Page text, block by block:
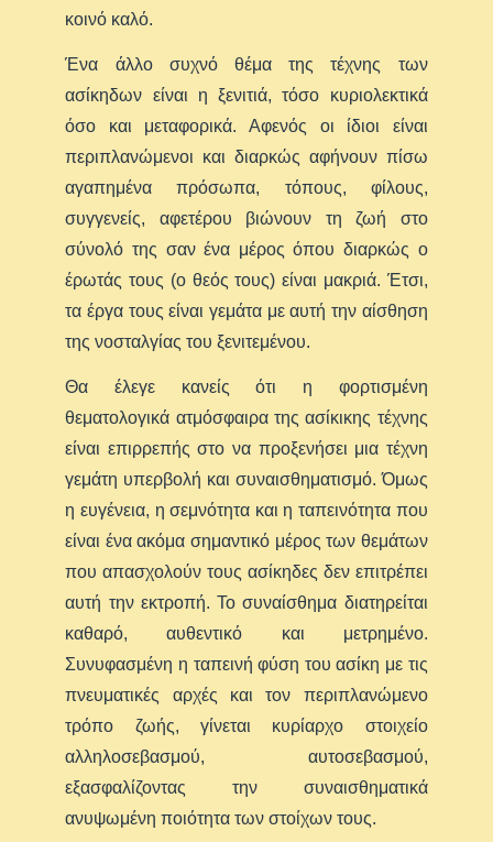
κοινό καλό.
Ένα άλλο συχνό θέμα της τέχνης των
ασίκηδων είναι η ξενιτιά, τόσο κυριολεκτικά
όσο και μεταφορικά. Αφενός οι ίδιοι είναι
περιπλανώμενοι και διαρκώς αφήνουν πίσω
αγαπημένα πρόσωπα, τόπους, φίλους,
συγγενείς, αφετέρου βιώνουν τη ζωή στο
σύνολό της σαν ένα μέρος όπου διαρκώς ο
έρωτάς τους (ο θεός τους) είναι μακριά. Έτσι,
τα έργα τους είναι γεμάτα με αυτή την αίσθηση
της νοσταλγίας του ξενιτεμένου.
Θα έλεγε κανείς ότι η φορτισμένη
θεματολογικά ατμόσφαιρα της ασίκικης τέχνης
είναι επιρρεπής στο να προξενήσει μια τέχνη
γεμάτη υπερβολή και συναισθηματισμό. Όμως
η ευγένεια, η σεμνότητα και η ταπεινότητα που
είναι ένα ακόμα σημαντικό μέρος των θεμάτων
που απασχολούν τους ασίκηδες δεν επιτρέπει
αυτή την εκτροπή. Το συναίσθημα διατηρείται
καθαρό, αυθεντικό και μετρημένο.
Συνυφασμένη η ταπεινή φύση του ασίκη με τις
πνευματικές αρχές και τον περιπλανώμενο
τρόπο ζωής, γίνεται κυρίαρχο στοιχείο
αλληλοσεβασμού, αυτοσεβασμού,
εξασφαλίζοντας την συναισθηματικά
ανυψωμένη ποιότητα των στοίχων τους.